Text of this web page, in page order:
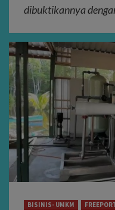
dibuktikannya
BISINIS- UMKM